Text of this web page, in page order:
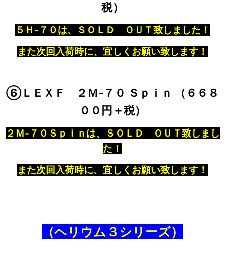
税）
５Ｈ‐７０は、ＳＯＬＤ ＯＵＴ致しました！
また次回入荷時に、宜しくお願い致します！
⑥ＬＥＸＦ ２Ｍ‐７０ Ｓｐｉｎ （６６８
００円＋税）
２Ｍ‐７０Ｓｐｉｎは、ＳＯＬＤ ＯＵＴ致しまし
た！
また次回入荷時に、宜しくお願い致します！
（ヘリウム３シリーズ）